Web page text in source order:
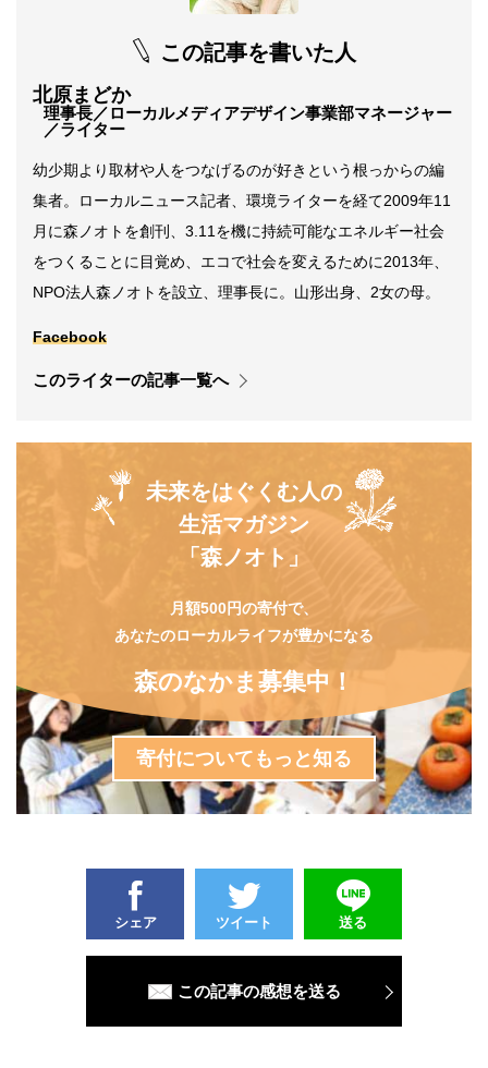
この記事を書いた人
北原まどか
理事長／ローカルメディアデザイン事業部マネージャー
／ライター
幼少期より取材や人をつなげるのが好きという根っからの編
集者。ローカルニュース記者、環境ライターを経て2009年11
月に森ノオトを創刊、3.11を機に持続可能なエネルギー社会
をつくることに目覚め、エコで社会を変えるために2013年、
NPO法人森ノオトを設立、理事長に。山形出身、2女の母。
Facebook
このライターの記事一覧へ
未来をはぐくむ人の
生活マガジン
「森ノオト」
月額500円の寄付で、
あなたのローカルライフが豊かになる
森のなかま募集中！
寄付についてもっと知る
シェア ツイート 送る
この記事の感想を送る